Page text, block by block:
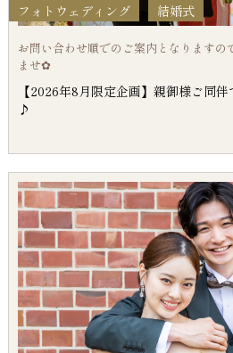
フォトウェディング 結婚式
お問い合わせ順でのご案内となりますの
ませ✿
【2026年8月限定企画】親御様ご同
♪